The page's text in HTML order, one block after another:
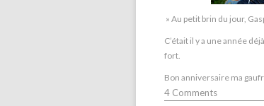
» Au petit brin du jour,
C’était il y a une année
fort.
Bon anniversaire ma
4 Comments